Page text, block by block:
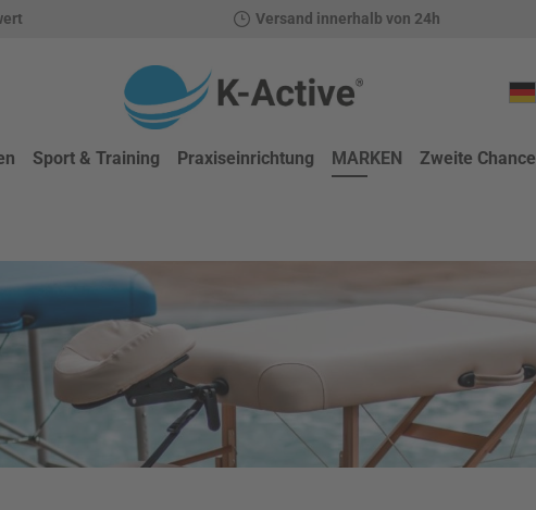
Versand innerhalb von 24h
Sport & Training Praxiseinrichtung MARKEN Zweite Chance